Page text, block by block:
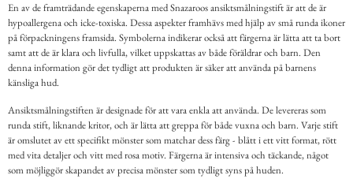
En av de framträdande egenskaperna med Snazaroos ansiktsmålningstift är att de är
hypoallergena och icke-toxiska. Dessa aspekter framhävs med hjälp av små runda ikoner
på förpackningens framsida. Symbolerna indikerar också att färgerna är lätta att ta bort
samt att de är klara och livfulla, vilket uppskattas av både föräldrar och barn. Den
denna information gör det tydligt att produkten är säker att använda på barnens
känsliga hud.
Ansiktsmålningstiften är designade för att vara enkla att använda. De levereras som
runda stift, liknande kritor, och är lätta att greppa för både vuxna och barn. Varje stift
är omslutet av ett specifikt mönster som matchar dess färg - blått i ett vitt format, rött
med vita detaljer och vitt med rosa motiv. Färgerna är intensiva och täckande, något
som möjliggör skapandet av precisa mönster som tydligt syns på huden.